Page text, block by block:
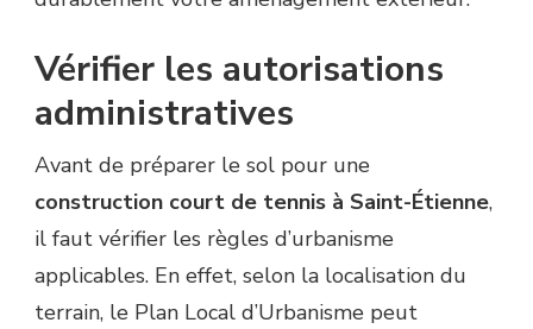
Vérifier les autorisations
administratives
Avant de préparer le sol pour une
construction court de tennis à Saint-Étienne,
il faut vérifier les règles d’urbanisme
applicables. En effet, selon la localisation du
terrain, le Plan Local d’Urbanisme peut